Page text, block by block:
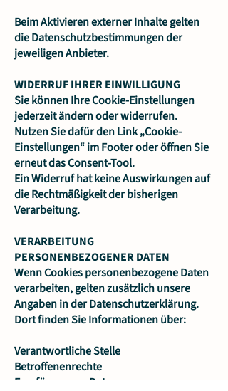
Beim Aktivieren externer Inhalte gelten
die Datenschutzbestimmungen der
jeweiligen Anbieter.
WIDERRUF IHRER EINWILLIGUNG
Sie können Ihre Cookie-Einstellungen
jederzeit ändern oder widerrufen.
Nutzen Sie dafür den Link „Cookie-
Einstellungen“ im Footer oder öffnen Sie
erneut das Consent-Tool.
Ein Widerruf hat keine Auswirkungen auf
die Rechtmäßigkeit der bisherigen
Verarbeitung.
VERARBEITUNG
PERSONENBEZOGENER DATEN
Wenn Cookies personenbezogene Daten
verarbeiten, gelten zusätzlich unsere
Angaben in der Datenschutzerklärung.
Dort finden Sie Informationen über:
Verantwortliche Stelle
Betroffenenrechte
Empfänger von Daten